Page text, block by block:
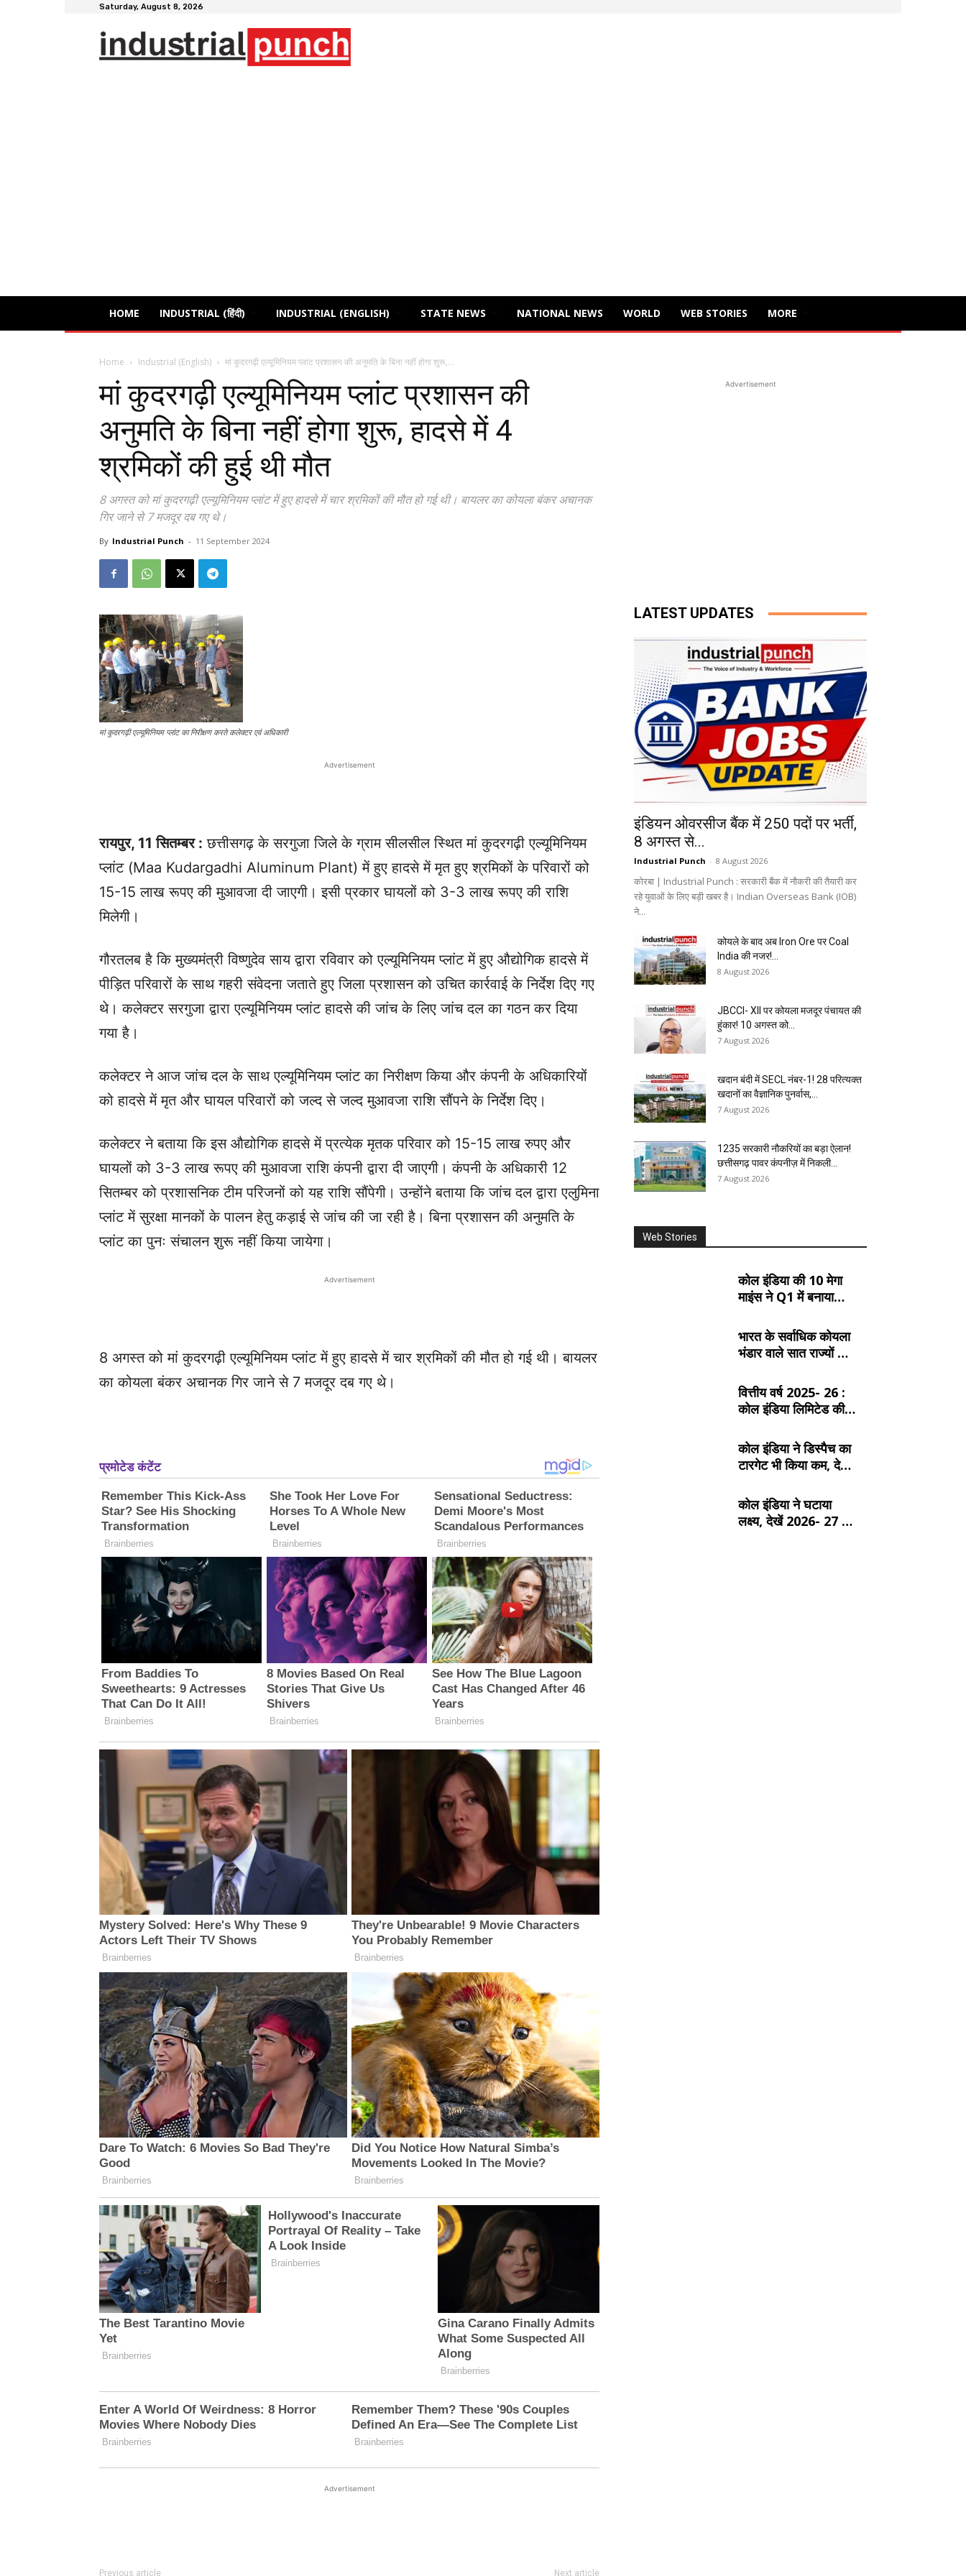
Saturday, August 8, 2026
HOME INDUSTRIAL (हिंदी) INDUSTRIAL (ENGLISH) STATE NEWS NATIONAL NEWS WORLD WEB STORIES MORE
Home Industrial (English) मां कुदरगढ़ी एल्यूमिनियम प्लांट प्रशासन की अनुमति के बिना नहीं होगा शुरू,...
मां कुदरगढ़ी एल्यूमिनियम प्लांट प्रशासन की
अनुमति के बिना नहीं होगा शुरू, हादसे में 4
श्रमिकों की हुई थी मौत
8 अगस्त को मां कुदरगढ़ी एल्यूमिनियम प्लांट में हुए हादसे में चार श्रमिकों की मौत हो गई थी। बायलर का कोयला बंकर अचानक
गिर जाने से 7 मजदूर दब गए थे।
By Industrial Punch - 11 September 2024
मां कुदरगढ़ी एल्यूमिनियम प्लांट का निरीक्षण करते कलेक्टर एवं अधिकारी
Advertisement
रायपुर, 11 सितम्बर : छत्तीसगढ़ के सरगुजा जिले के ग्राम सीलसील स्थित मां कुदरगढ़ी एल्यूमिनियम
प्लांट (Maa Kudargadhi Aluminum Plant) में हुए हादसे में मृत हुए श्रमिकों के परिवारों को
15-15 लाख रूपए की मुआवजा दी जाएगी। इसी प्रकार घायलों को 3-3 लाख रूपए की राशि
मिलेगी।
गौरतलब है कि मुख्यमंत्री विष्णुदेव साय द्वारा रविवार को एल्यूमिनियम प्लांट में हुए औद्योगिक हादसे में
पीड़ित परिवारों के साथ गहरी संवेदना जताते हुए जिला प्रशासन को उचित कार्रवाई के निर्देश दिए गए
थे। कलेक्टर सरगुजा द्वारा एल्यूमिनियम प्लांट हादसे की जांच के लिए जांच दल का गठन कर दिया
गया है।
कलेक्टर ने आज जांच दल के साथ एल्यूमिनियम प्लांट का निरीक्षण किया और कंपनी के अधिकारियों
को हादसे में मृत और घायल परिवारों को जल्द से जल्द मुआवजा राशि सौंपने के निर्देश दिए।
कलेक्टर ने बताया कि इस औद्योगिक हादसे में प्रत्येक मृतक परिवार को 15-15 लाख रुपए और
घायलों को 3-3 लाख रूपए की मुआवजा राशि कंपनी द्वारा दी जाएगी। कंपनी के अधिकारी 12
सितम्बर को प्रशासनिक टीम परिजनों को यह राशि सौंपेगी। उन्होंने बताया कि जांच दल द्वारा एलुमिना
प्लांट में सुरक्षा मानकों के पालन हेतु कड़ाई से जांच की जा रही है। बिना प्रशासन की अनुमति के
प्लांट का पुनः संचालन शुरू नहीं किया जायेगा।
Advertisement
8 अगस्त को मां कुदरगढ़ी एल्यूमिनियम प्लांट में हुए हादसे में चार श्रमिकों की मौत हो गई थी। बायलर
का कोयला बंकर अचानक गिर जाने से 7 मजदूर दब गए थे।
Advertisement
Previous article Next article
Advertisement
LATEST UPDATES
इंडियन ओवरसीज बैंक में 250 पदों पर भर्ती,
8 अगस्त से...
Industrial Punch - 8 August 2026
कोरबा | Industrial Punch : सरकारी बैंक में नौकरी की तैयारी कर
रहे युवाओं के लिए बड़ी खबर है। Indian Overseas Bank (IOB)
ने...
कोयले के बाद अब Iron Ore पर Coal
India की नजर!...
8 August 2026
JBCCI- XII पर कोयला मजदूर पंचायत की
हुंकार! 10 अगस्त को...
7 August 2026
खदान बंदी में SECL नंबर-1! 28 परित्यक्त
खदानों का वैज्ञानिक पुनर्वास,...
7 August 2026
1235 सरकारी नौकरियों का बड़ा ऐलान!
छत्तीसगढ़ पावर कंपनीज़ में निकली...
7 August 2026
Web Stories
कोल इंडिया की 10 मेगा
माइंस ने Q1 में बनाया
और MCL की खदानों का
दबदबा
भारत के सर्वाधिक कोयला
भंडार वाले सात राज्यों के
वित्तीय वर्ष 2025- 26 :
कोल इंडिया लिमिटेड की
कोल इंडिया ने डिस्पैच का
टारगेट भी किया कम, देखें
नया लक्ष्य
कोल इंडिया ने घटाया
लक्ष्य, देखें 2026- 27 का